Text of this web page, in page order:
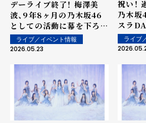
デーライブ終了！ 梅澤美
波、9年8ヶ月の乃木坂46
としての活動に幕を下ろす
感謝を伝え続けた卒業コン
サート開催！
ライブ／イベント情報
2026.05.23
祝い！
乃木坂
スラ
レポー
ライブ